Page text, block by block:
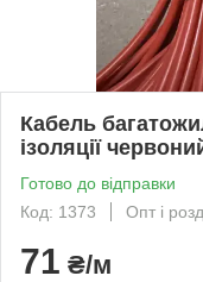
Кабель
ізоляції
Готово до відправки
Код: 1373
Опт і
71 ₴/м